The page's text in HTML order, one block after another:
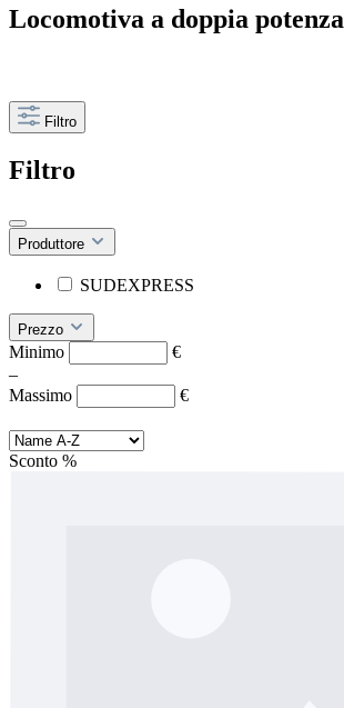
Locomotiva a doppia potenza
Filtro
Filtro
Produttore
SUDEXPRESS
Prezzo
Minimo
€
–
Massimo
€
Sconto %